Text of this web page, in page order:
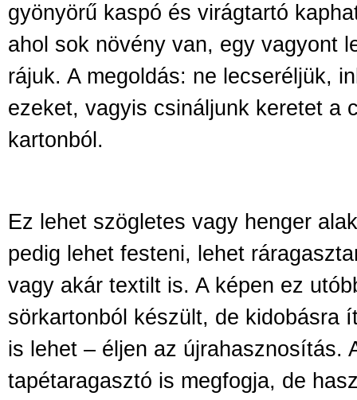
gyönyörű kaspó és virágtartó
ahol sok növény van, egy vagyont
rájuk. A megoldás: ne lecseréljük,
ezeket, vagyis csináljunk keretet a
kartonból.
Ez lehet szögletes vagy henger
pedig lehet festeni, lehet
vagy akár textilt is. A képen ez
sörkartonból készült, de kidobásra
is lehet – éljen az újrahasznosítás.
tapétaragasztó is megfogja, de